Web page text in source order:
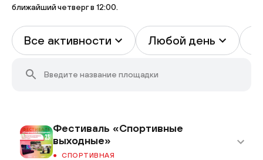
ближайший четверг в 12:00.
Все активности Любой день
Фестиваль «Спортивные
выходные»
СПОРТИВНАЯ